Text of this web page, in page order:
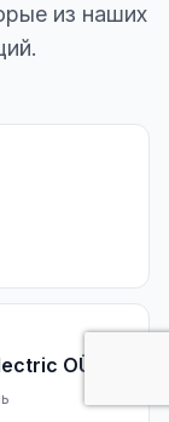
из наших
OÜ